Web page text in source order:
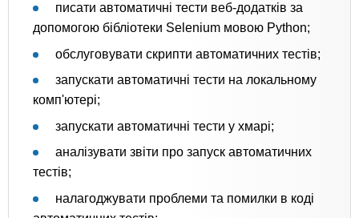
писати автоматичні тести веб-додатків за
допомогою бібліотеки Selenium мовою Python;
обслуговувати скрипти автоматичних тестів;
запускати автоматичні тести на локальному
комп'ютері;
запускати автоматичні тести у хмарі;
аналізувати звіти про запуск автоматичних
тестів;
налагоджувати проблеми та помилки в коді